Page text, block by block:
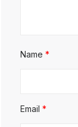
Name *
Email *